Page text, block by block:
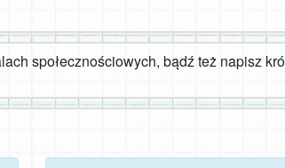
społecznościowych, bądź też napisz